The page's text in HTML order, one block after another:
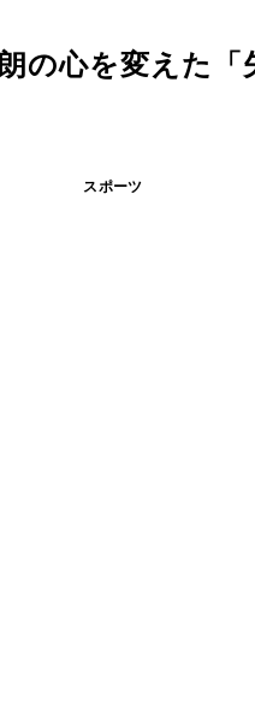
の心を変えた
スポーツ